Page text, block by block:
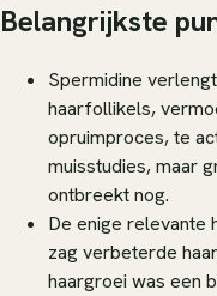
Belangrijkste
Spermidine
haarfollikels,
opruimproces, te
muisstudies, maar
ontbreekt nog.
De enige relevante
zag verbeterde
haargroei was een